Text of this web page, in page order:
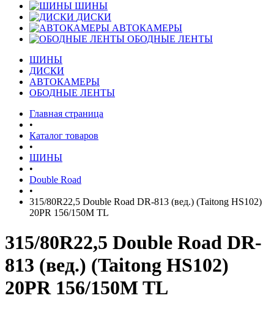
ШИНЫ
ДИСКИ
АВТОКАМЕРЫ
ОБОДНЫЕ ЛЕНТЫ
ШИНЫ
ДИСКИ
АВТОКАМЕРЫ
ОБОДНЫЕ ЛЕНТЫ
Главная страница
•
Каталог товаров
•
ШИНЫ
•
Double Road
•
315/80R22,5 Double Road DR-813 (вед.) (Taitong HS102)
20PR 156/150M TL
315/80R22,5 Double Road DR-
813 (вед.) (Taitong HS102)
20PR 156/150M TL